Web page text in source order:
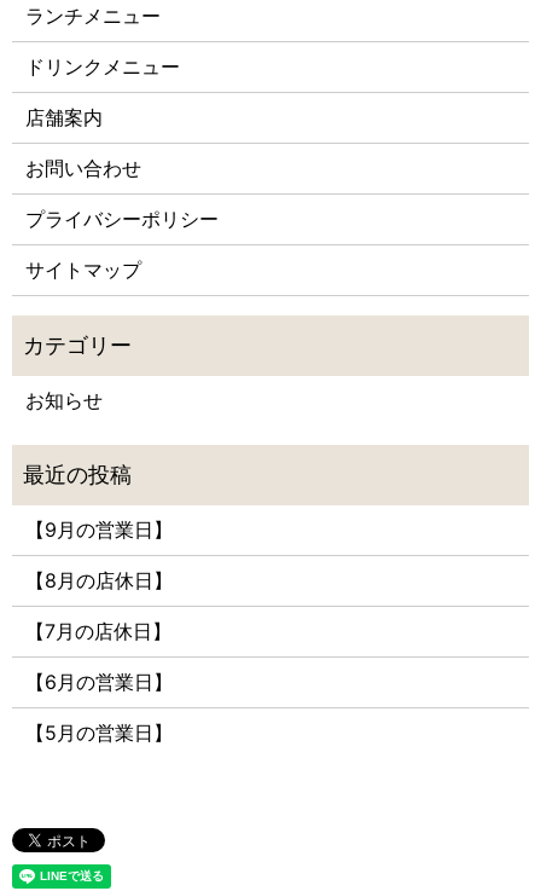
ランチメニュー
ドリンクメニュー
店舗案内
お問い合わせ
プライバシーポリシー
サイトマップ
お知らせ
【9月の営業日】
【8月の店休日】
【7月の店休日】
【6月の営業日】
【5月の営業日】